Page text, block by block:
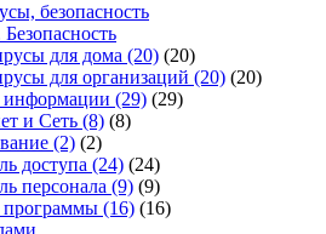
безопасность
для дома (20) (20)
для организаций (20) (20)
информации (29) (29)
и Сеть (8) (8)
(2) (2)
доступа (24) (24)
персонала (9) (9)
программы (16) (16)